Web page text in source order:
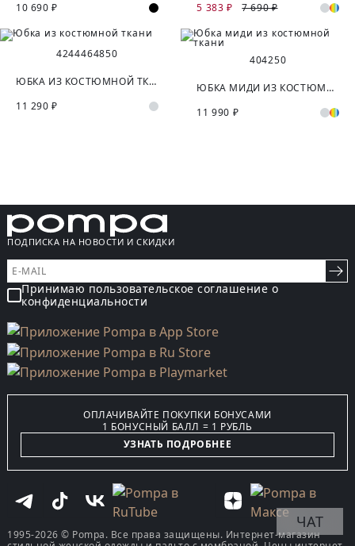
10 690 ₽
5 383 ₽
7 690 ₽
4244464850
ЮБКА ИЗ КОСТЮМНОЙ ТКАНИ
11 290 ₽
404250
ЮБКА МИДИ ИЗ КОСТЮМНОЙ ТКАНИ
11 990 ₽
ПОДПИСКА НА НОВОСТИ И СКИДКИ
Принимаю пользовательское соглашение о
конфиденциальности
ОПЛАЧИВАЙТЕ ПОКУПКИ БОНУСАМИ
1 БОНУСНЫЙ БАЛЛ = 1 РУБЛЬ
УЗНАТЬ ПОДРОБНЕЕ
1995-2026 © Pompa. Все права защищены. Интернет-магазин
ЧАТ